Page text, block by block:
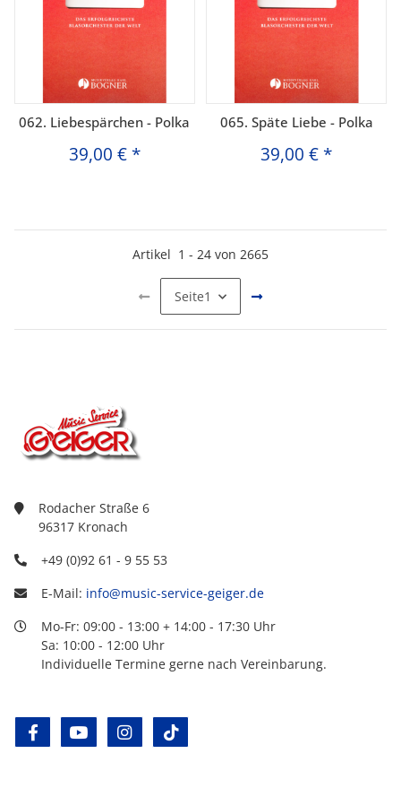
062. Liebespärchen - Polka
39,00 € *
065. Späte Liebe - Polka
39,00 € *
Artikel 1 - 24 von 2665
Seite1
Rodacher Straße 6
96317 Kronach
+49 (0)92 61 - 9 55 53
E-Mail: info@music-service-geiger.de
Mo-Fr: 09:00 - 13:00 + 14:00 - 17:30 Uhr
Sa: 10:00 - 12:00 Uhr
Individuelle Termine gerne nach Vereinbarung.
facebookyoutube instagram